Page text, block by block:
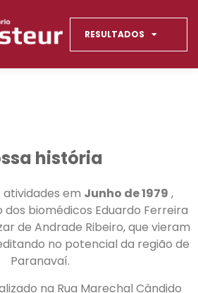
RESULTADOS
história
atividades em Junho de 1979 ,
dos biomédicos Eduardo Ferreira
de Andrade Ribeiro, que vieram
no potencial da região de
Paranavaí.
na Rua Marechal Cândido